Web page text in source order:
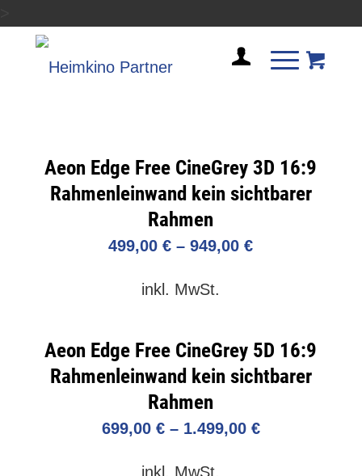
Aeon Edge Free CineGrey 3D 16:9
Rahmenleinwand kein sichtbarer
Rahmen
499,00€ –949,00€
inkl. MwSt.
Aeon Edge Free CineGrey 5D 16:9
Rahmenleinwand kein sichtbarer
Rahmen
699,00 €– 1.499,00 €
inkl. MwSt.